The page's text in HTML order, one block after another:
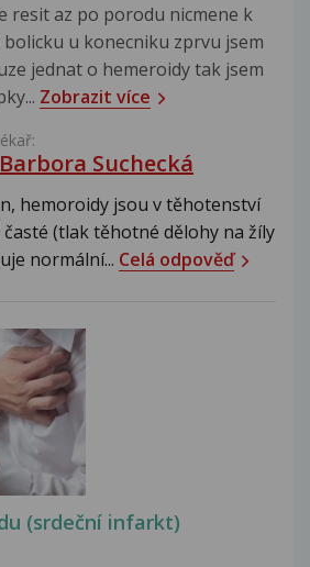
resit az po porodu nicmene k
u konecniku zprvu jsem
jednat o hemeroidy tak jsem
Zobrazit více
Suchecká
hemoroidy jsou v těhotenství
(tlak těhotné dělohy na žíly
normální... Celá odpověď
(srdeční infarkt)